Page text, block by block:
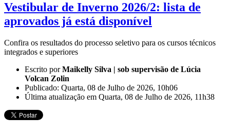
Vestibular de Inverno 2026/2: lista de
aprovados já está disponível
Confira os resultados do processo seletivo para os cursos técnicos
integrados e superiores
Escrito porMaikelly Silva | sob supervisão de Lúcia
Volcan Zolin
Publicado: Quarta, 08 de Julho de 2026, 10h06
Última atualização em Quarta, 08 de Julho de 2026, 11h38